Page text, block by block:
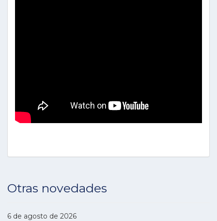
Otras novedades
6 de agosto de 2026